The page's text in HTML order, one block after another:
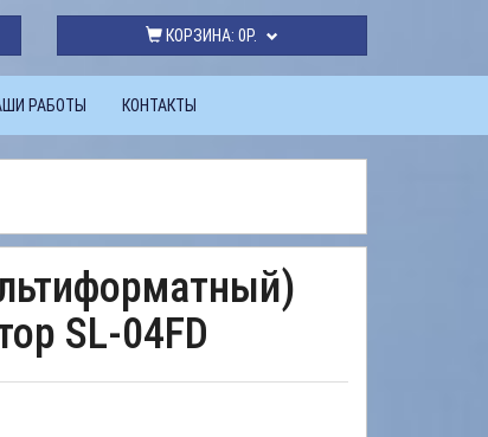
КОРЗИНА: 0Р.
РАБОТЫ КОНТАКТЫ
SL-04FD